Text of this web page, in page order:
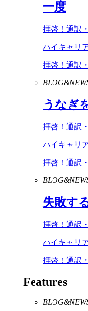
一度
拝啓！通訳
ハイキャリ
拝啓！通訳
うなぎ
拝啓！通訳
ハイキャリ
拝啓！通訳
失敗す
拝啓！通訳
ハイキャリ
拝啓！通訳
Features